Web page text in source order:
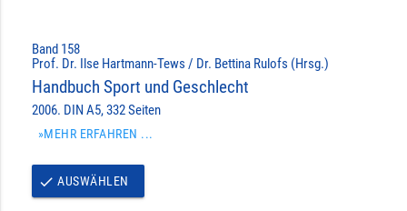
Band 158
Prof. Dr. Ilse Hartmann-Tews / Dr. Bettina Rulofs (Hrsg.)
Handbuch Sport und Geschlecht
2006. DIN A5, 332 Seiten
»MEHR ERFAHREN ...
done AUSWÄHLEN